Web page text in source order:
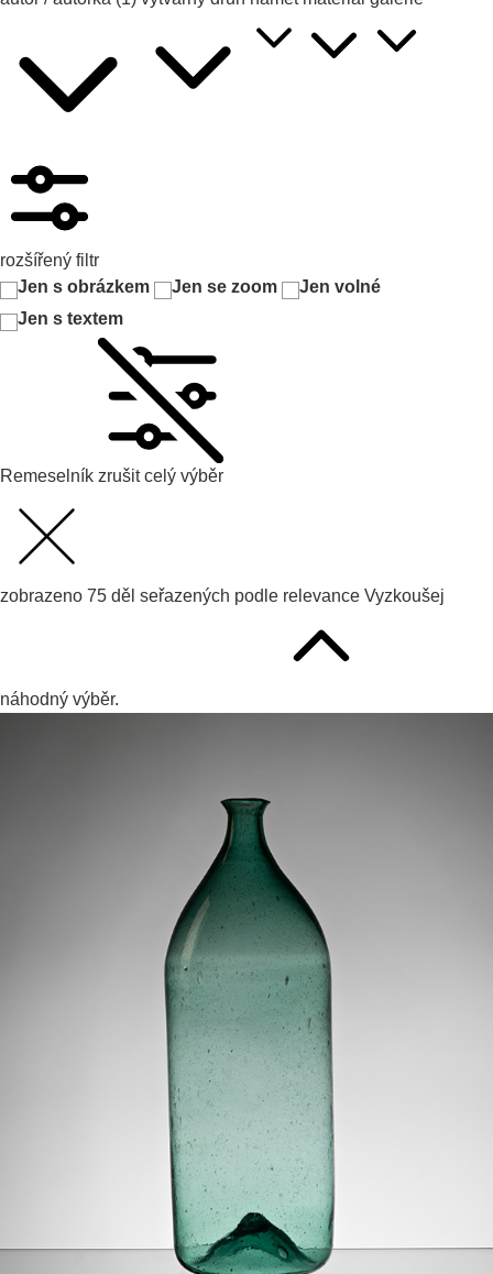
rozšířený filtr
Jen s obrázkem
Jen se zoom
Jen volné
Jen s textem
Remeselník zrušit celý výběr
zobrazeno 75 děl seřazených podle relevance Vyzkoušej
náhodný výběr.